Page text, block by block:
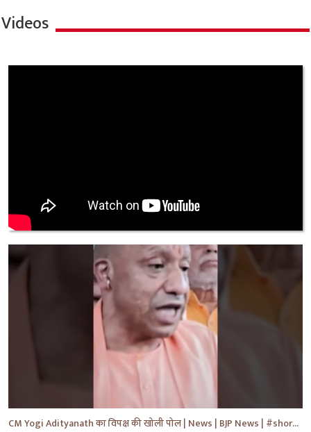
Videos
CM Yogi Adityanath का विपक्ष की खोली पोल | News | BJP News | #shorts #yt #news #ytshorts